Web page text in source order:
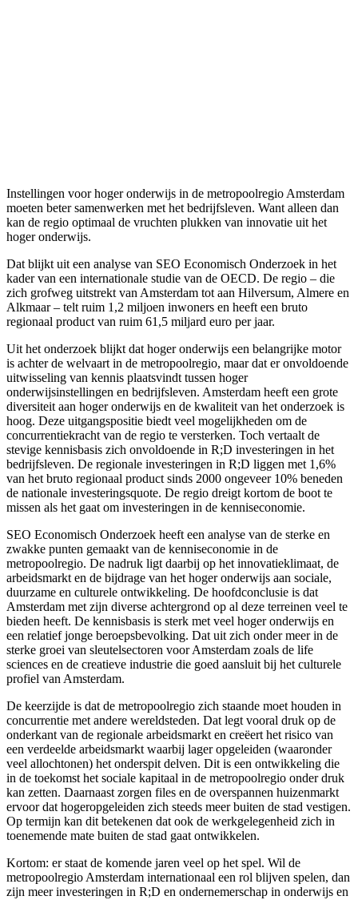
Instellingen voor hoger onderwijs in de metropoolregio Amsterdam
moeten beter samenwerken met het bedrijfsleven. Want alleen dan
kan de regio optimaal de vruchten plukken van innovatie uit het
hoger onderwijs.
Dat blijkt uit een analyse van SEO Economisch Onderzoek in het
kader van een internationale studie van de OECD. De regio – die
zich grofweg uitstrekt van Amsterdam tot aan Hilversum, Almere en
Alkmaar – telt ruim 1,2 miljoen inwoners en heeft een bruto
regionaal product van ruim 61,5 miljard euro per jaar.
Uit het onderzoek blijkt dat hoger onderwijs een belangrijke motor
is achter de welvaart in de metropoolregio, maar dat er onvoldoende
uitwisseling van kennis plaatsvindt tussen hoger
onderwijsinstellingen en bedrijfsleven. Amsterdam heeft een grote
diversiteit aan hoger onderwijs en de kwaliteit van het onderzoek is
hoog. Deze uitgangspositie biedt veel mogelijkheden om de
concurrentiekracht van de regio te versterken. Toch vertaalt de
stevige kennisbasis zich onvoldoende in R;D investeringen in het
bedrijfsleven. De regionale investeringen in R;D liggen met 1,6%
van het bruto regionaal product sinds 2000 ongeveer 10% beneden
de nationale investeringsquote. De regio dreigt kortom de boot te
missen als het gaat om investeringen in de kenniseconomie.
SEO Economisch Onderzoek heeft een analyse van de sterke en
zwakke punten gemaakt van de kenniseconomie in de
metropoolregio. De nadruk ligt daarbij op het innovatieklimaat, de
arbeidsmarkt en de bijdrage van het hoger onderwijs aan sociale,
duurzame en culturele ontwikkeling. De hoofdconclusie is dat
Amsterdam met zijn diverse achtergrond op al deze terreinen veel te
bieden heeft. De kennisbasis is sterk met veel hoger onderwijs en
een relatief jonge beroepsbevolking. Dat uit zich onder meer in de
sterke groei van sleutelsectoren voor Amsterdam zoals de life
sciences en de creatieve industrie die goed aansluit bij het culturele
profiel van Amsterdam.
De keerzijde is dat de metropoolregio zich staande moet houden in
concurrentie met andere wereldsteden. Dat legt vooral druk op de
onderkant van de regionale arbeidsmarkt en creëert het risico van
een verdeelde arbeidsmarkt waarbij lager opgeleiden (waaronder
veel allochtonen) het onderspit delven. Dit is een ontwikkeling die
in de toekomst het sociale kapitaal in de metropoolregio onder druk
kan zetten. Daarnaast zorgen files en de overspannen huizenmarkt
ervoor dat hogeropgeleiden zich steeds meer buiten de stad vestigen.
Op termijn kan dit betekenen dat ook de werkgelegenheid zich in
toenemende mate buiten de stad gaat ontwikkelen.
Kortom: er staat de komende jaren veel op het spel. Wil de
metropoolregio Amsterdam internationaal een rol blijven spelen, dan
zijn meer investeringen in R;D en ondernemerschap in onderwijs en